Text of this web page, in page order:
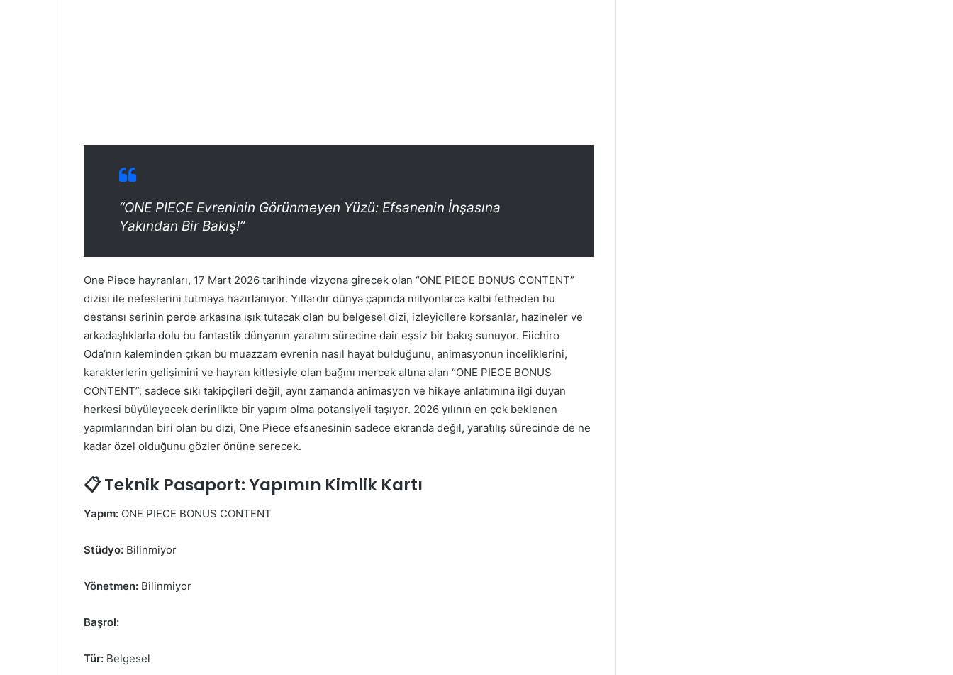
“ONE PIECE Evreninin Görünmeyen Yüzü: Efsanenin İnşasına
Yakından Bir Bakış!”
One Piece hayranları, 17 Mart 2026 tarihinde vizyona girecek olan “ONE PIECE BONUS CONTENT”
dizisi ile nefeslerini tutmaya hazırlanıyor. Yıllardır dünya çapında milyonlarca kalbi fetheden bu
destansı serinin perde arkasına ışık tutacak olan bu belgesel dizi, izleyicilere korsanlar, hazineler ve
arkadaşlıklarla dolu bu fantastik dünyanın yaratım sürecine dair eşsiz bir bakış sunuyor. Eiichiro
Oda’nın kaleminden çıkan bu muazzam evrenin nasıl hayat bulduğunu, animasyonun inceliklerini,
karakterlerin gelişimini ve hayran kitlesiyle olan bağını mercek altına alan “ONE PIECE BONUS
CONTENT”, sadece sıkı takipçileri değil, aynı zamanda animasyon ve hikaye anlatımına ilgi duyan
herkesi büyüleyecek derinlikte bir yapım olma potansiyeli taşıyor. 2026 yılının en çok beklenen
yapımlarından biri olan bu dizi, One Piece efsanesinin sadece ekranda değil, yaratılış sürecinde de ne
kadar özel olduğunu gözler önüne serecek.
📋 Teknik Pasaport: Yapımın Kimlik Kartı
Yapım: ONE PIECE BONUS CONTENT
Stüdyo: Bilinmiyor
Yönetmen: Bilinmiyor
Başrol:
Tür: Belgesel